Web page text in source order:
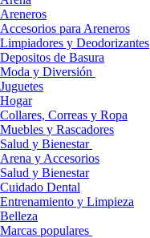
Areneros
Accesorios para Areneros
Limpiadores y Deodorizantes
Depositos de Basura
Moda y Diversión
Juguetes
Hogar
Collares, Correas y Ropa
Muebles y Rascadores
Salud y Bienestar
Arena y Accesorios
Salud y Bienestar
Cuidado Dental
Entrenamiento y Limpieza
Belleza
Marcas populares